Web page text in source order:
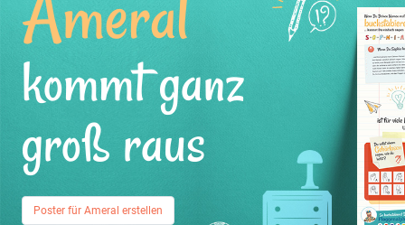
kommt ganz
groß raus
Poster für Ameral erstellen